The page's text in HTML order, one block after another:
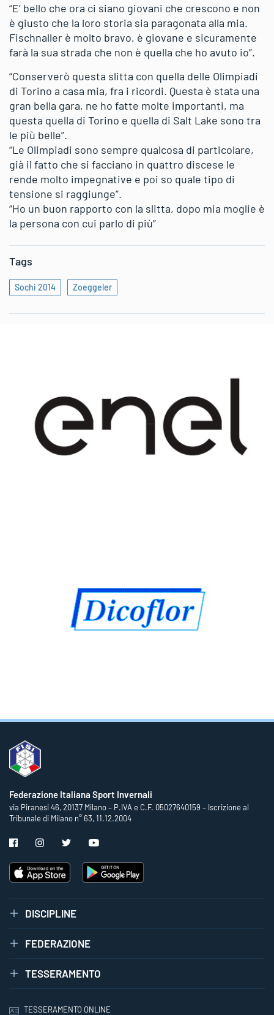
“E’ bello che ora ci siano giovani che crescono e non
è giusto che la loro storia sia paragonata alla mia.
Fischnaller è molto bravo, è giovane e sicuramente
farà la sua strada che non è quella che ho avuto io”.
“Conserverò questa slitta con quella delle Olimpiadi
di Torino a casa mia, fra i ricordi. Questa è stata una
gran bella gara, ne ho fatte molte importanti, ma
questa quella di Torino e quella di Salt Lake sono tra
le più belle”.
“Le Olimpiadi sono sempre qualcosa di particolare,
già il fatto che si facciano in quattro discese le
rende molto impegnative e poi so quale tipo di
tensione si raggiunge”.
“Ho un buon rapporto con la slitta, dopo mia moglie è
la persona con cui parlo di più”
Tags
Sochi 2014 Zoeggeler
Federazione Italiana Sport Invernali
via Piranesi 46, 20137 Milano – P.IVA e C.F. 05027640159 – Iscrizione al
Tribunale di Milano n° 63, 11.12.2004
DISCIPLINE
FEDERAZIONE
TESSERAMENTO
TESSERAMENTO ONLINE